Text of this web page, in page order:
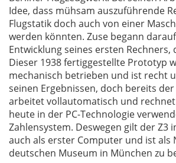
Idee, dass mühsam auszuführende
Flugstatik doch auch von einer
werden könnten. Zuse begann
Entwicklung seines ersten Rechners,
Dieser 1938 fertiggestellte Prototyp
mechanisch betrieben und ist recht
seinen Ergebnissen, doch bereits
arbeitet vollautomatisch und
heute in der PC-Technologie
Zahlensystem. Deswegen gilt der Z3
auch als erster Computer und ist als
deutschen Museum in München zu